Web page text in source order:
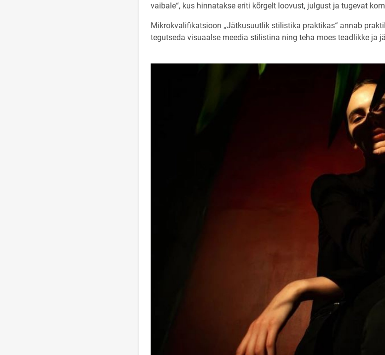
vaibale“, kus hinnatakse eriti kõrgelt loovust, julgust ja tugevat
Mikrokvalifikatsioon „Jätkusuutlik stilistika praktikas“ annab
tegutseda visuaalse meedia stilistina ning teha moes teadlikke ja